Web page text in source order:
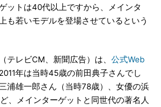
ットは40代以上ですから、メインタ
も若いモデルを登場させているという
レビCM、新聞広告）は、 公式Web
年は当時45歳の前田典子さんでし
浦雄一郎さん（当時78歳）、女優の浜
、メインターゲットと同世代の著名人